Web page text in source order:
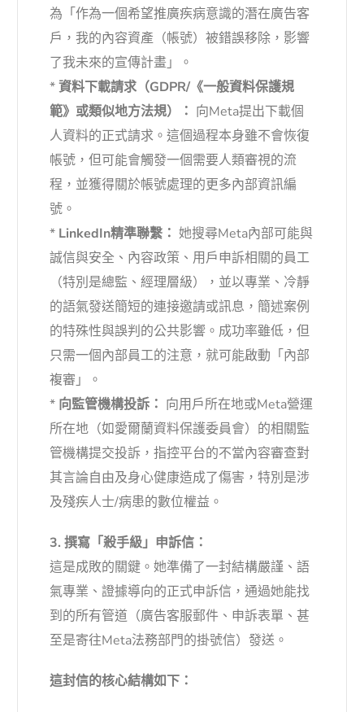
為「作為一個希望推廣疾病意識的潛在廣告客
戶，我的內容資產（帳號）被錯誤移除，影響
了我未來的宣傳計畫」。
*資料下載請求（GDPR/《一般資料保護規
範》或類似地方法規）： 向Meta提出下載個
人資料的正式請求。這個過程本身雖不會恢復
帳號，但可能會觸發一個需要人類審視的流
程，並獲得關於帳號處理的更多內部資訊編
號。
* LinkedIn精準聯繫： 她搜尋Meta內部可能與
誠信與安全、內容政策、用戶申訴相關的員工
（特別是總監、經理層級），並以專業、冷靜
的語氣發送簡短的連接邀請或訊息，簡述案例
的特殊性與誤判的公共影響。成功率雖低，但
只需一個內部員工的注意，就可能啟動「內部
複審」。
* 向監管機構投訴： 向用戶所在地或Meta營運
所在地（如愛爾蘭資料保護委員會）的相關監
管機構提交投訴，指控平台的不當內容審查對
其言論自由及身心健康造成了傷害，特別是涉
及殘疾人士/病患的數位權益。
3. 撰寫「殺手級」申訴信：
這是成敗的關鍵。她準備了一封結構嚴謹、語
氣專業、證據導向的正式申訴信，通過她能找
到的所有管道（廣告客服郵件、申訴表單、甚
至是寄往Meta法務部門的掛號信）發送。
這封信的核心結構如下：